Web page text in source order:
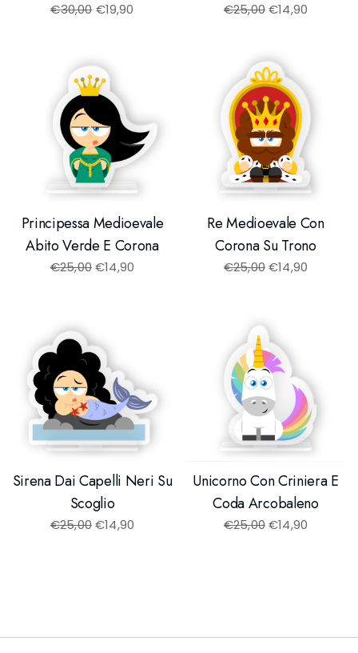
€30,00 €19,90 €25,00€14,90
Principessa Medioevale
Abito Verde E Corona
€25,00€14,90
Re Medioevale Con
Corona Su Trono
€25,00€14,90
Sirena Dai Capelli Neri Su
Scoglio
€25,00€14,90
Unicorno Con Criniera E
Coda Arcobaleno
€25,00€14,90